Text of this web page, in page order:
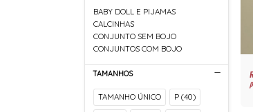
BABY DOLL E PIJAMAS
CALCINHAS
CONJUNTO SEM BOJO
CONJUNTOS COM BOJO
TAMANHOS
TAMANHO ÚNICO P (40)